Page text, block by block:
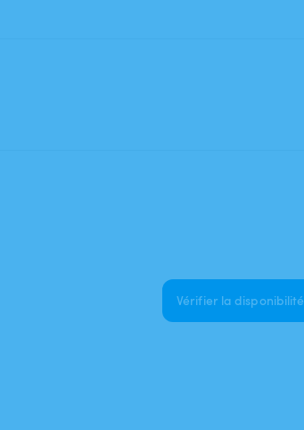
Vérifier la disponibilité